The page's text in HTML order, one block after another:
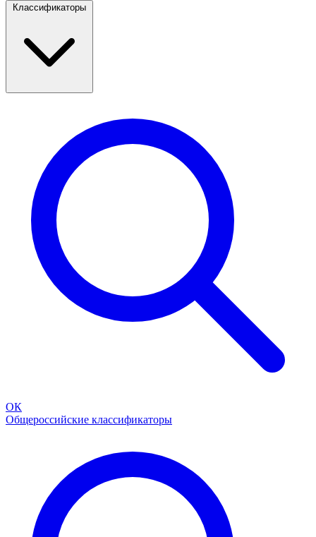
Классификаторы
ОК
Общероссийские классификаторы